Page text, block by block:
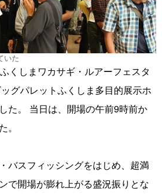
いた
くしまワカサギ・ルアーフェスタ
グパレットふくしま多目的展示ホ
た。 当日は、開場の午前9時前か
。
バスフィッシングをはじめ、超満
で開場が膨れ上がる盛況振りとな